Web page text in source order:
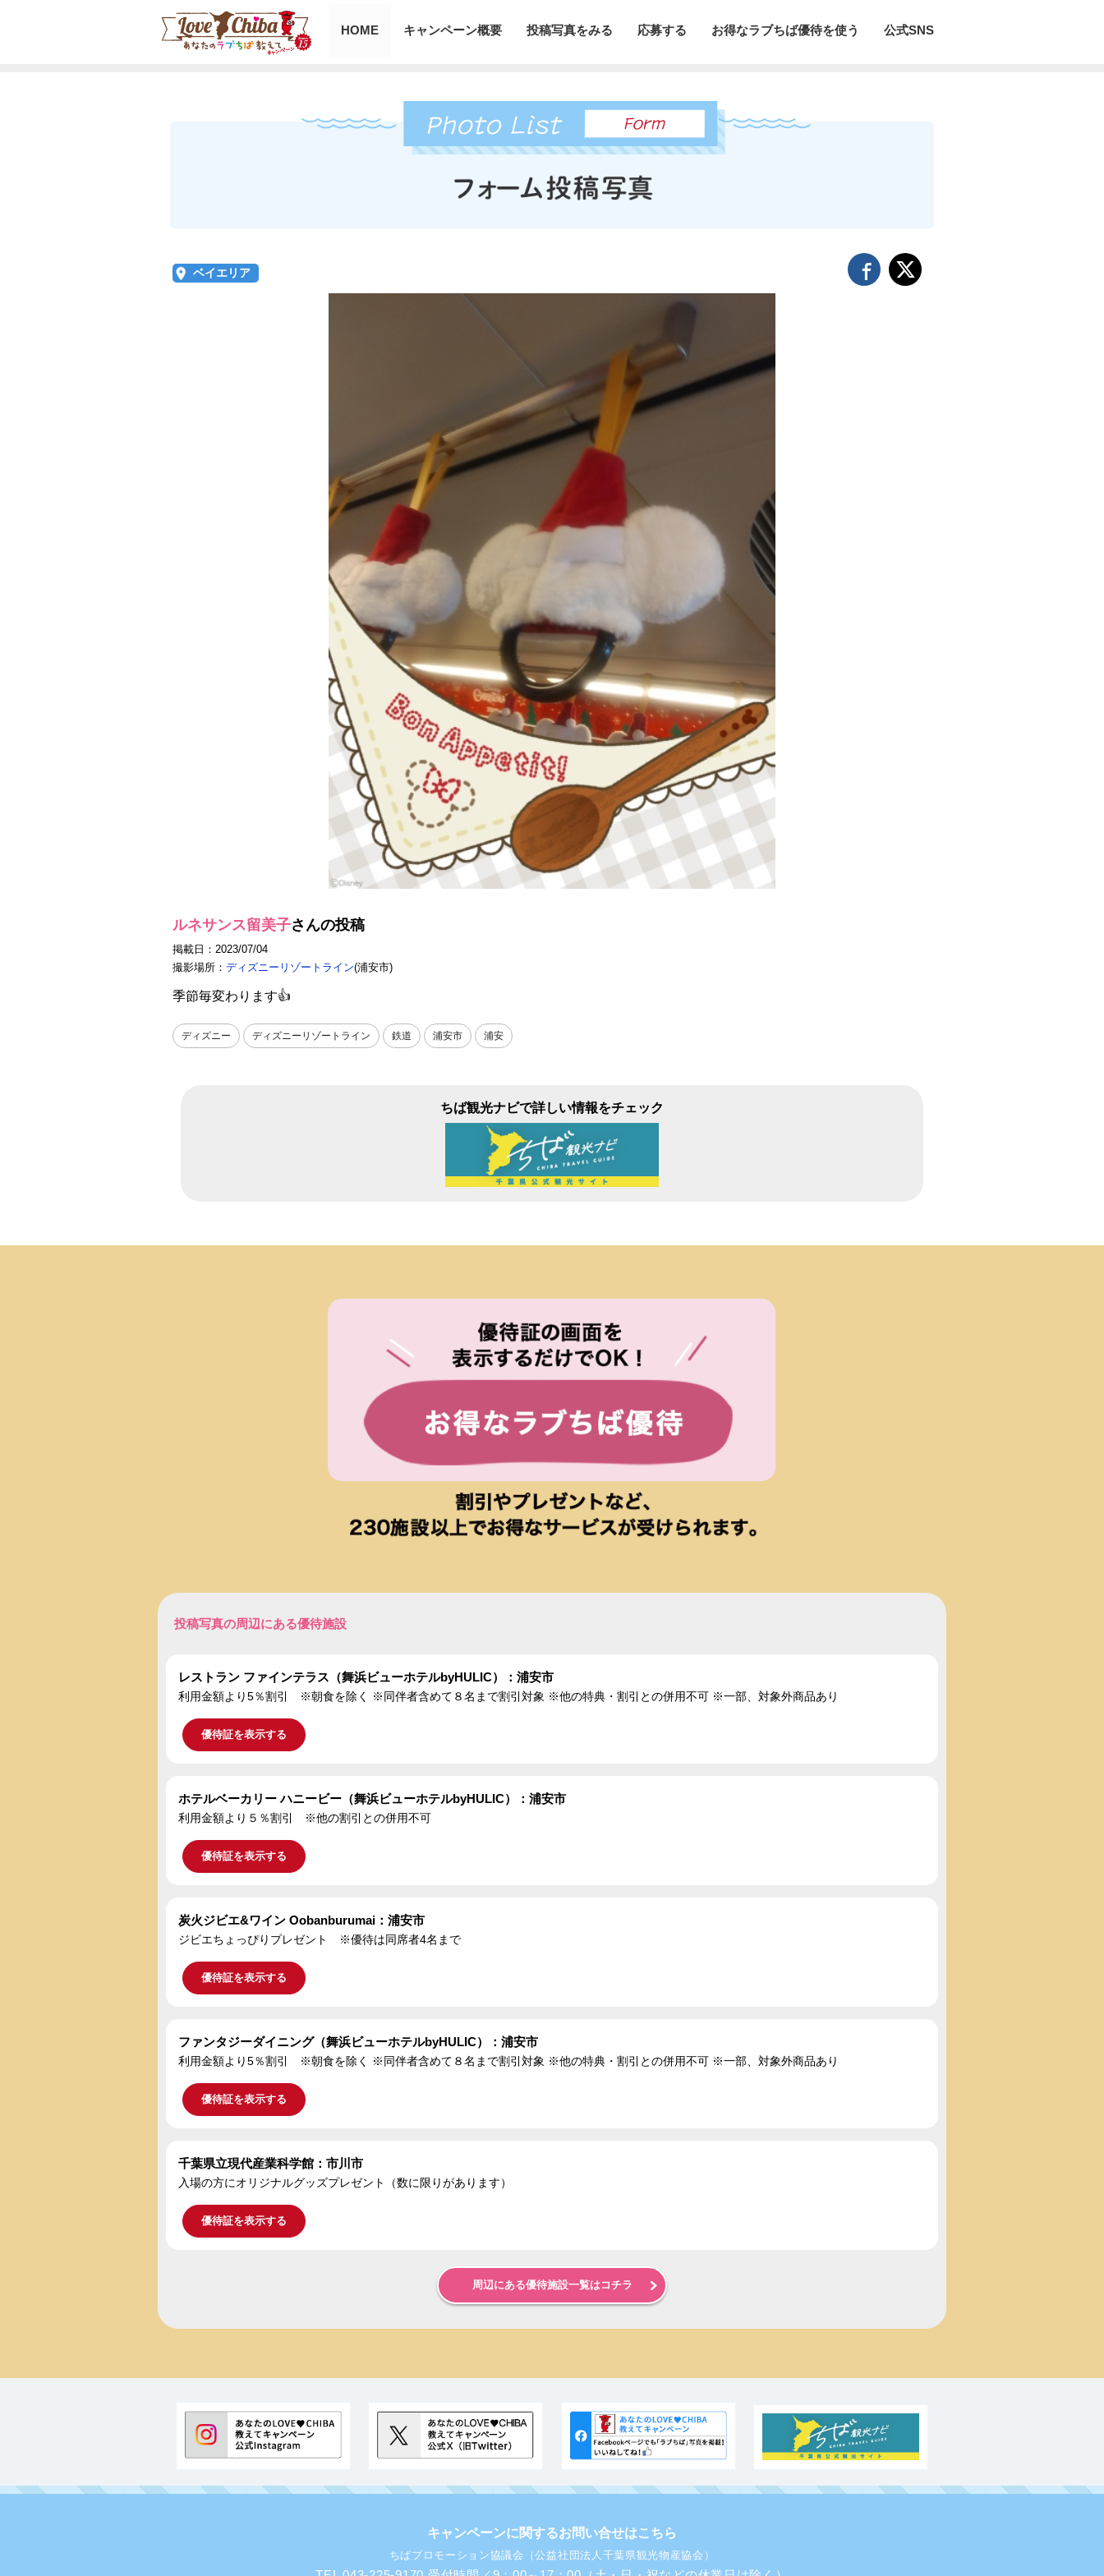
HOME キャンペーン概要 投稿写真をみる 応募する お得なラブちば優待を使う 公式SNS
ベイエリア
ルネサンス留美子さんの投稿
掲載日：2023/07/04
撮影場所： ディズニーリゾートライン(浦安市)
季節毎変わります👍
ディズニー ディズニーリゾートライン 鉄道 浦安市 浦安
ちば観光ナビで詳しい情報をチェック
投稿写真の周辺にある優待施設
レストラン ファインテラス（舞浜ビューホテルbyHULIC）：浦安市
利用金額より5％割引 ※朝食を除く ※同伴者含めて８名まで割引対象 ※他の特典・割引との併用不可 ※一部、対象外商品あり
優待証を表示する
ホテルベーカリー ハニービー（舞浜ビューホテルbyHULIC）：浦安市
利用金額より５％割引 ※他の割引との併用不可
優待証を表示する
炭火ジビエ&ワイン Oobanburumai：浦安市
ジビエちょっぴりプレゼント ※優待は同席者4名まで
優待証を表示する
ファンタジーダイニング（舞浜ビューホテルbyHULIC）：浦安市
利用金額より5％割引 ※朝食を除く ※同伴者含めて８名まで割引対象 ※他の特典・割引との併用不可 ※一部、対象外商品あり
優待証を表示する
千葉県立現代産業科学館：市川市
入場の方にオリジナルグッズプレゼント（数に限りがあります）
優待証を表示する
周辺にある優待施設一覧はコチラ
キャンペーンに関するお問い合せはこちら
ちばプロモーション協議会（公益社団法人千葉県観光物産協会）